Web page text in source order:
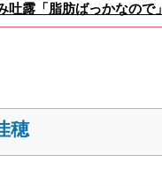
吐露「脂肪ばっかなので」
穂